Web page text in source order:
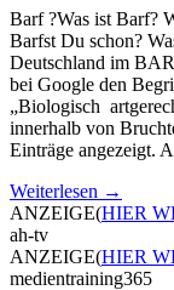
Barf ?Was ist Barf?
Barfst Du schon?
Deutschland im
bei Google den
„Biologisch
innerhalb von
Einträge angezeigt.
Weiterlesen →
ANZEIGE(HIER
ah-tv
ANZEIGE(HIER
medientraining365